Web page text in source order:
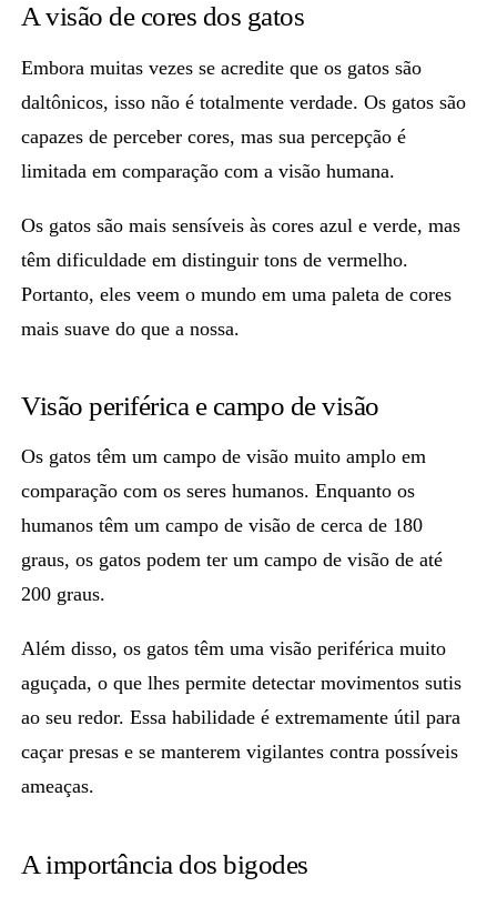
A visão de cores dos gatos
Embora muitas vezes se acredite que os gatos são
daltônicos, isso não é totalmente verdade.Os gatos são
capazes de perceber cores, mas sua percepção é
limitada em comparação com a visão humana.
Os gatos são mais sensíveisàs cores azul e verde, mas
têmdificuldade em distinguir tons de vermelho.
Portanto, eles veem o mundo em uma paleta de cores
mais suave do que a nossa.
Visão periférica e campo de visão
Os gatos têm um campo de visão muito amplo em
comparação com os seres humanos. Enquanto os
humanos têm umcampo de visão de cerca de 180
graus, os gatos podem ter umcampo de visão de até
200 graus.
Além disso, os gatos têm uma visão periférica muito
aguçada, o que lhespermite detectar movimentos sutis
ao seu redor. Essa habilidade é extremamenteútil para
caçar presas e se manterem vigilantes contra possíveis
ameaças.
A importância dos bigodes